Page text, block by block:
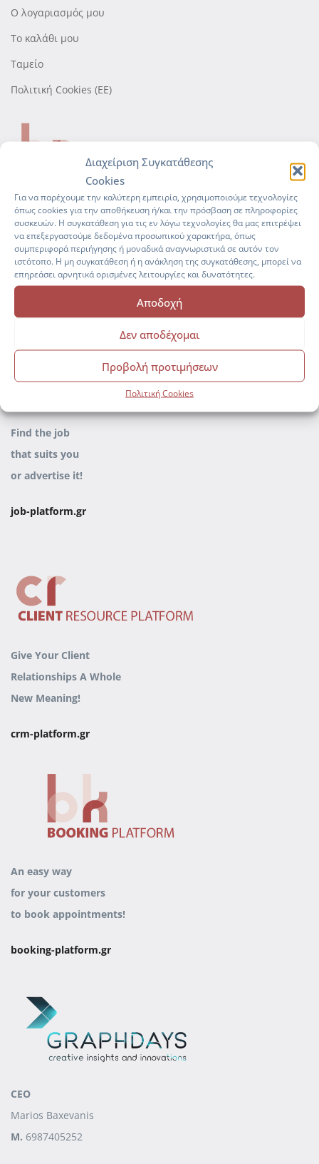
Διαχείριση Συγκατάθεσης
Cookies
Για να παρέχουμε την καλύτερη εμπειρία, χρησιμοποιούμε τεχνολογίες
όπως cookies για την αποθήκευση ή/και την πρόσβαση σε πληροφορίες
συσκευών. Η συγκατάθεση για τις εν λόγω τεχνολογίες θα μας επιτρέψει
να επεξεργαστούμε δεδομένα προσωπικού χαρακτήρα, όπως
συμπεριφορά περιήγησης ή μοναδικά αναγνωριστικά σε αυτόν τον
ιστότοπο. Η μη συγκατάθεση ή η ανάκληση της συγκατάθεσης, μπορεί να
επηρεάσει αρνητικά ορισμένες λειτουργίες και δυνατότητες.
Αποδοχή
Δεν αποδέχομαι
Προβολή προτιμήσεων
Πολιτική Cookies
Ο λογαριασμός μου
Το καλάθι μου
Ταμείο
Πολιτική Cookies (ΕΕ)
Manage everything
professionally with our complete
HR Solution!
Find the job
that suits you
or advertise it!
job-platform.gr
Give Your Client
Relationships A Whole
New Meaning!
crm-platform.gr
An easy way
for your customers
to book appointments!
booking-platform.gr
CEO
Marios Baxevanis
M. 6987405252